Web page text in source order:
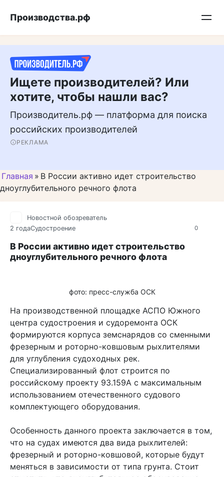
Подписывайтесь на нас в MAX
Производства.рф
Ищете производителей? Или
хотите, чтобы нашли вас?
Производитель.рф — платформа для поиска
российских производителей
РЕКЛАМА
Главная » В России активно идет строительство
дноуглубительного речного флота
0
Новостной обозреватель
2 годаСудостроение
В России активно идет строительство
дноуглубительного речного флота
фото: пресс-служба ОСК
На производственной площадке АСПО Южного
центра судостроения и судоремонта ОСК
формируются корпуса земснарядов со сменными
фрезерным и роторно-ковшовым рыхлителями
для углубления судоходных рек.
Специализированный флот строится по
российскому проекту 93.159А с максимальным
использованием отечественного судового
комплектующего оборудования.
Особенность данного проекта заключается в том,
что на судах имеются два вида рыхлителей:
фрезерный и роторно-ковшовой, которые будут
меняться в зависимости от типа грунта. Стоит